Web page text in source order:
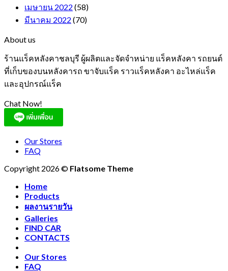
เมษายน 2022 (58)
มีนาคม 2022 (70)
About us
ร้านแร็คหลังคาชลบุรี ผู้ผลิตและจัดจำหน่าย แร็คหลังคา รถยนต์
ที่เก็บของบนหลังคารถ ขาจับแร็ค ราวแร็คหลังคา อะไหล่แร็ค
และอุปกรณ์แร็ค
Chat Now!
Our Stores
FAQ
Copyright 2026 © Flatsome Theme
Home
Products
ผลงานรายวัน
Galleries
FIND CAR
CONTACTS
Our Stores
FAQ